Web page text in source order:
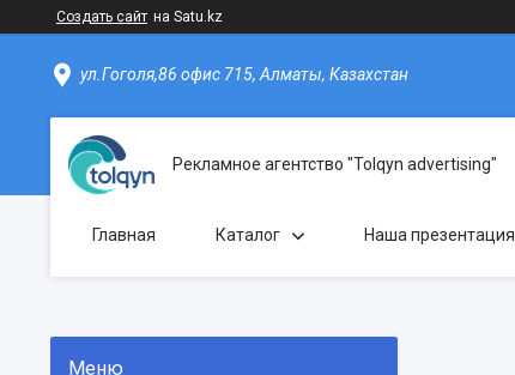
Создать сайт на Satu.kz
ул.Гоголя,86 офис 715, Алматы, Казахстан
Рекламное агентство "Tolqyn advertising"
Главная Каталог Наша презентация